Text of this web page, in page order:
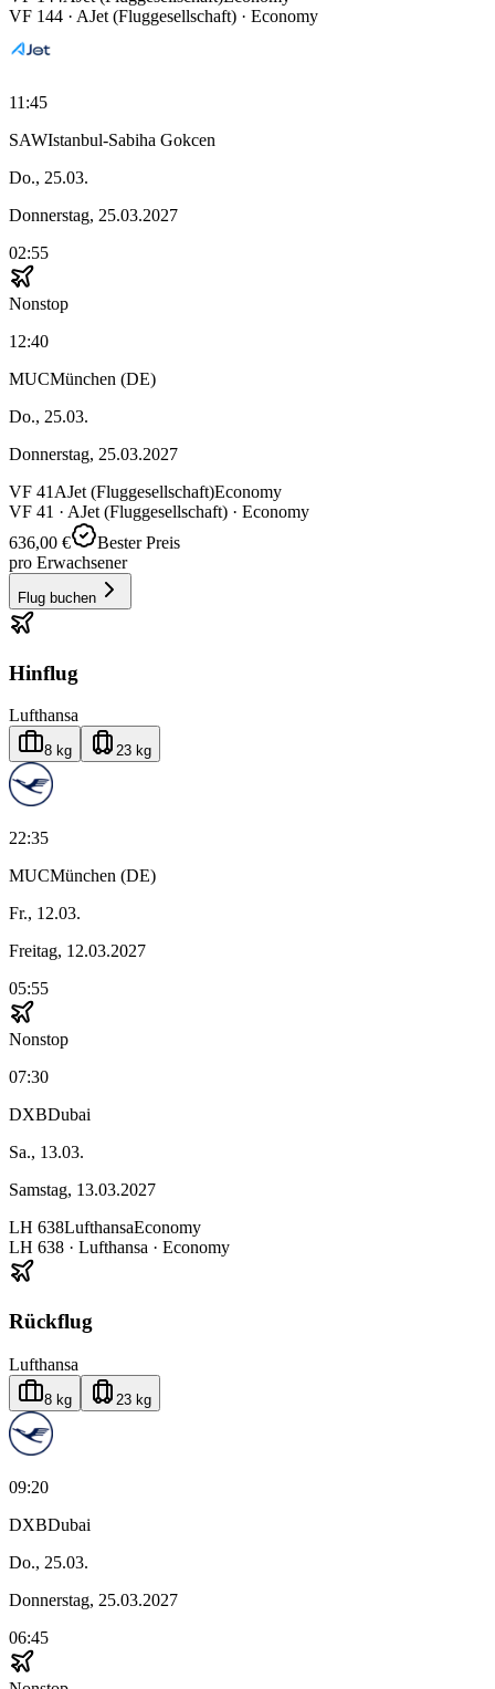
VF 144 · AJet (Fluggesellschaft) · Economy
11:45
SAWIstanbul-Sabiha Gokcen
Do., 25.03.
Donnerstag, 25.03.2027
02:55
Nonstop
12:40
MUCMünchen (DE)
Do., 25.03.
Donnerstag, 25.03.2027
VF 41 AJet (Fluggesellschaft)Economy
VF 41 · AJet (Fluggesellschaft) · Economy
636,00 €
Bester Preis
pro Erwachsener
Flug buchen
Hinflug
Lufthansa
8 kg 23 kg
22:35
MUCMünchen (DE)
Fr., 12.03.
Freitag, 12.03.2027
05:55
Nonstop
07:30
DXBDubai
Sa., 13.03.
Samstag, 13.03.2027
LH 638LufthansaEconomy
LH 638 · Lufthansa · Economy
Rückflug
Lufthansa
8 kg 23 kg
09:20
DXBDubai
Do., 25.03.
Donnerstag, 25.03.2027
06:45